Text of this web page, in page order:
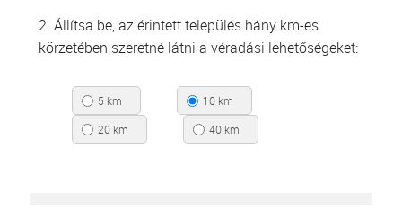
2. Állítsa be, az érintett település hány km-es
körzetében szeretné látni a véradási lehetőségeket:
5 km
10 km
20 km
40 km